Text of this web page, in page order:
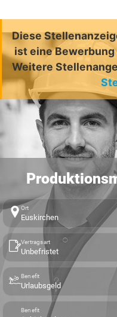
Diese
ist eine
Weitere
Ort
Euskirchen
Vertragsart
Unbefristet
Benefit
Urlaubsgeld
Benefit